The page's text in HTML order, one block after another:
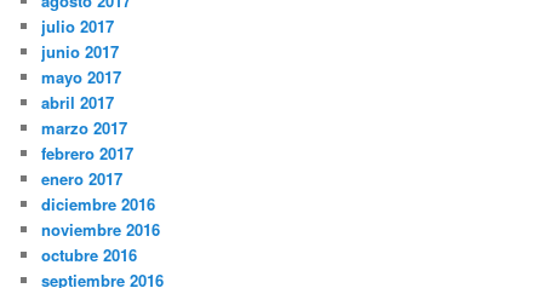
julio 2017
junio 2017
mayo 2017
abril 2017
marzo 2017
febrero 2017
enero 2017
diciembre 2016
noviembre 2016
octubre 2016
septiembre 2016